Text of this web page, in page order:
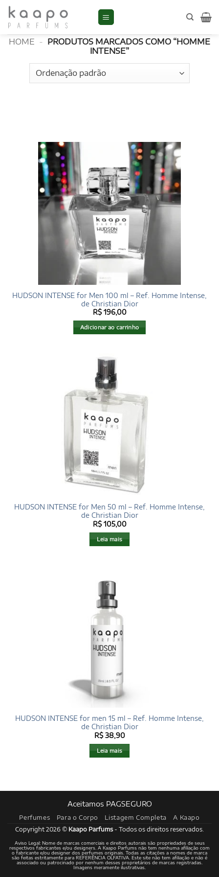
Skip
content
Homme Intense
HOME - PRODUTOS MARCADOS COMO “HOMME
INTENSE”
HUDSON INTENSE for Men 100 ml – Ref. Homme Intense,
de Christian Dior
R$196,00
Adicionar ao carrinho
HUDSON INTENSE for Men 50 ml – Ref. Homme Intense,
de Christian Dior
R$105,00
Leia mais
HUDSON INTENSE for men 15 ml – Ref. Homme Intense,
de Christian Dior
R$38,90
Leia mais
Aceitamos PAGSEGURO
Perfumes Para o Corpo Listagem Completa A Kaapo
Copyright 2026 © Kaapo Parfums- Todos os direitos reservados.
Aviso Legal: Nome de marcas comerciais e direitos autorais são propriedades de seus
respectivos fabricantes e/ou designers. A Kaapo Parfums não tem nenhuma afiliação com
o fabricante e/ou designer dos perfumes originais. Todas as citações a nomes de marca
são feitas estritamente para REFERÊNCIA OLFATIVA. Este site não tem afiliação e não é
associado ou patrocinado por nenhum desses proprietários de marcas registradas.
Imagens meramente ilustrativas.